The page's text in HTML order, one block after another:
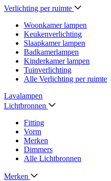
Verlichting per ruimte
Woonkamer lampen
Keukenverlichting
Slaapkamer lampen
Badkamerlampen
Kinderkamer lampen
Tuinverlichting
Alle Verlichting per ruimte
Lavalampen
Lichtbronnen
Fitting
Vorm
Merken
Dimmers
Alle Lichtbronnen
Merken